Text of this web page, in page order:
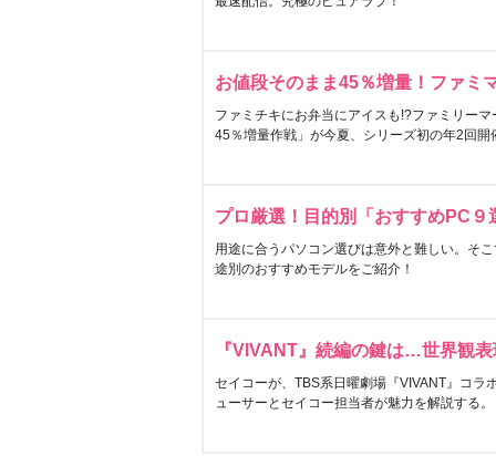
お値段そのまま45％増量！ファミ
ファミチキにお弁当にアイスも!?ファミリー
45％増量作戦」が今夏、シリーズ初の年2回開
プロ厳選！目的別「おすすめPC９
用途に合うパソコン選びは意外と難しい。そ
途別のおすすめモデルをご紹介！
『VIVANT』続編の鍵は…世界観
セイコーが、TBS系日曜劇場『VIVANT』コラ
ューサーとセイコー担当者が魅力を解説する。